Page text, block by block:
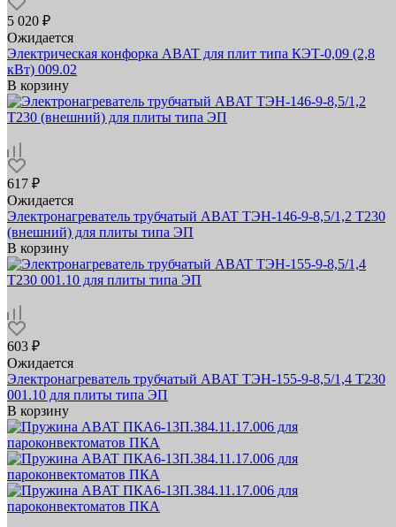
5 020 ₽
Ожидается
Электрическая конфорка ABAT для плит типа КЭТ-0,09 (2,8
кВт) 009.02
В корзину
617 ₽
Ожидается
Электронагреватель трубчатый ABAT ТЭН-146-9-8,5/1,2 Т230
(внешний) для плиты типа ЭП
В корзину
603 ₽
Ожидается
Электронагреватель трубчатый ABAT ТЭН-155-9-8,5/1,4 Т230
001.10 для плиты типа ЭП
В корзину